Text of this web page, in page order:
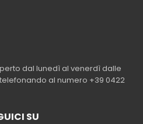
dal lunedì al venerdì dalle
al numero +39 0422
SU